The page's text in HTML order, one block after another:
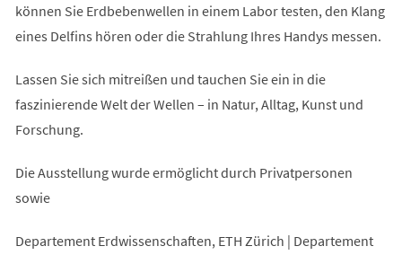
können Sie Erdbebenwellen in einem Labor testen, den Klang
eines Delfins hören oder die Strahlung Ihres Handys messen.
Lassen Sie sich mitreißen und tauchen Sie ein in die
faszinierende Welt der Wellen – in Natur, Alltag, Kunst und
Forschung.
Die Ausstellung wurde ermöglicht durch Privatpersonen
sowie
Departement Erdwissenschaften, ETH Zürich | Departement